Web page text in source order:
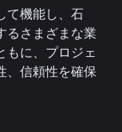
て機能し、石
るさまざまな業
もに、プロジェ
、信頼性を確保